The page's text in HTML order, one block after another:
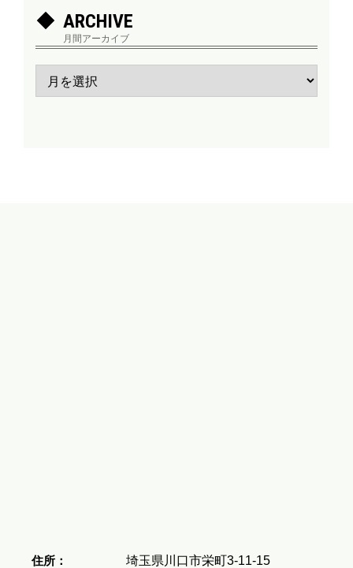
ARCHIVE
月間アーカイブ
住所： 埼玉県川口市栄町3-11-15